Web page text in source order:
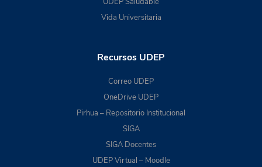
Vida Universitaria
Recursos UDEP
Correo UDEP
OneDrive UDEP
Pirhua – Repositorio Institucional
SIGA
SIGA Docentes
UDEP Virtual – Moodle